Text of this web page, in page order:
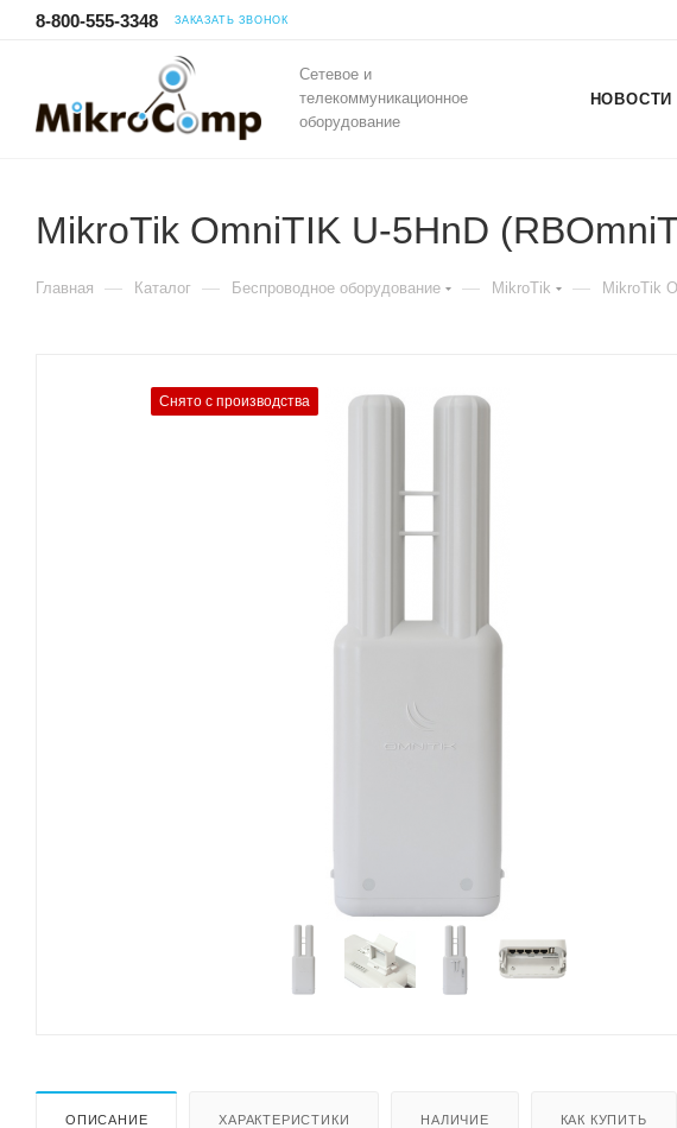
8-800-555-3348 ЗАКАЗАТЬ ЗВОНОК
Сетевое и
телекоммуникационное
оборудование
НОВОСТИ
MikroTik OmniTIK U-5HnD
Главная — Каталог — Беспроводное оборудование — MikroTik — MikroTik
Снято с производства
ОПИСАНИЕ ХАРАКТЕРИСТИКИ НАЛИЧИЕ КАК КУПИТЬ